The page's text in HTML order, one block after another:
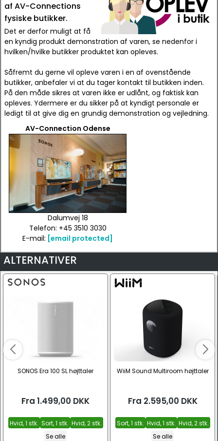
af AV-Connections
fysiske butikker.
Det er derfor muligt at få
en kyndig produkt demonstration af varen, se nedenfor i
hvilken/hvilke butikker produktet kan opleves.
Såfremt du gerne vil opleve varen i en af ovenstående
butikker, anbefaler vi at du tager kontakt til butikken inden.
På den måde sikres at varen ikke er udlånt, og faktisk kan
opleves. Ydermere er du sikker på at kyndigt personale er
ledigt til at give dig en grundig demonstration og vejledning.
AV-Connection Odense
Dalumvej 18
Telefon: +45 3510 3030
E-mail: [email protected]
ALTERNATIVER
SONOS Era 100 SL højttaler
Fra 1.499,00 DKK
Hvid, 1 stk. Sort, 1 stk. Hvid, 2 stk.
Se alle
WiiM Sound Multiroom højttaler
Fra 2.595,00 DKK
Sort, 1 stk. Hvid, 1 stk. Hvid, 2 stk.
Se alle